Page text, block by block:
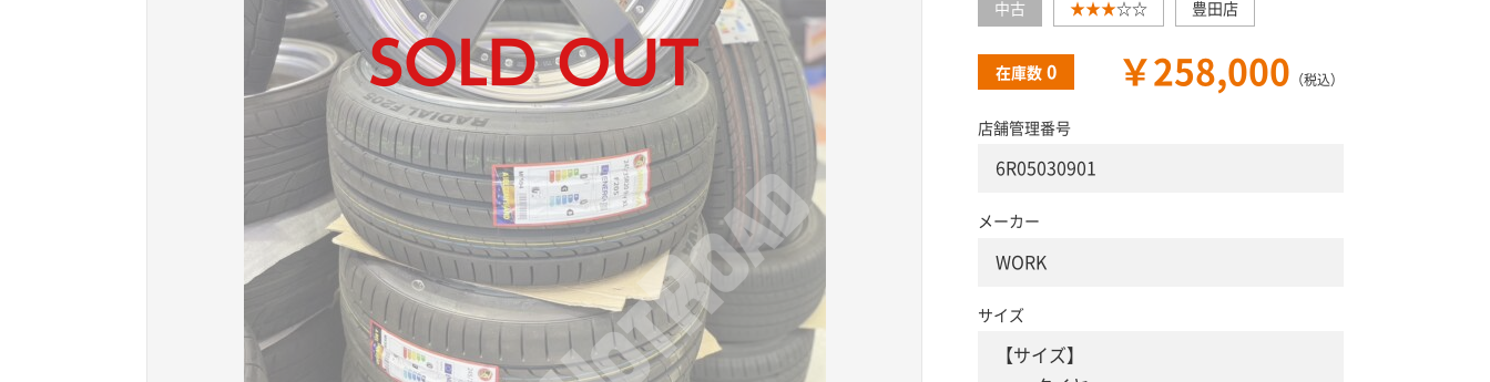
中古 ★★★☆☆ 豊田店
在庫数 0 ￥258,000 （税込）
店舗管理番号
6R05030901
メーカー
WORK
サイズ
【サイズ】